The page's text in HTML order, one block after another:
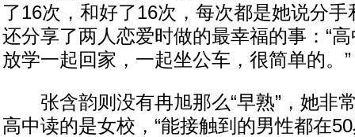
了16次，和好了16次，每次都是她说分手
还分享了两人恋爱时做的最幸福的事：“
放学一起回家，一起坐公车，很简单的。”
张含韵则没有冉旭那么“早熟”，她非
高中读的是女校，“能接触到的男性都在